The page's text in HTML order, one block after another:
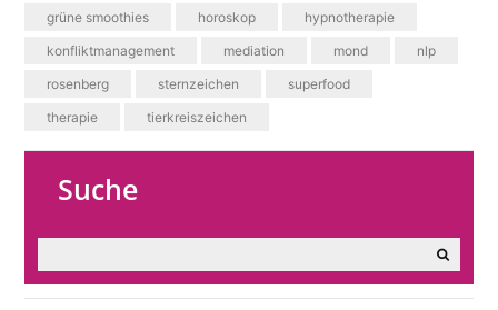
grüne smoothies
horoskop
hypnotherapie
konfliktmanagement
mediation mond
nlp
rosenberg
sternzeichen
superfood
therapie
tierkreiszeichen
Suche